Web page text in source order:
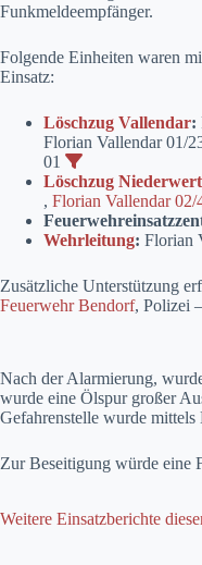
Funkmeldeempfänger.
Folgende Einheiten waren
Einsatz:
Löschzug Vallendar:
Florian Vallendar 01/
01
Löschzug
, Florian Vallendar 02/
Wehrleitung: Florian
Zusätzliche Unterstützung
Feuerwehr Bendorf, Polizei –
Nach der Alarmierung,
wurde eine Ölspur großer
Gefahrenstelle wurde mittels
Zur Beseitigung würde eine
Weitere Einsatzberichte